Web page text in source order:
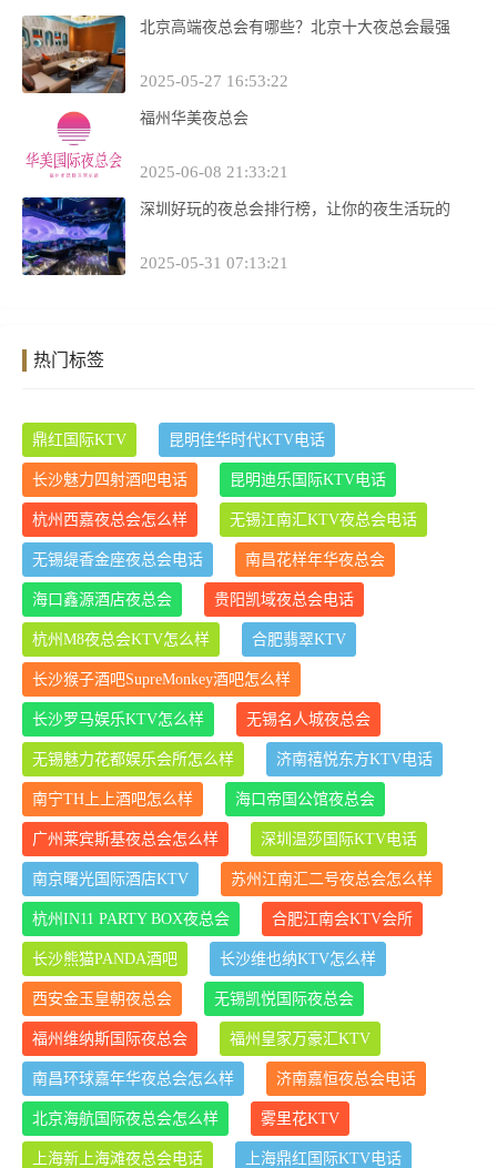
北京高端夜总会有哪些？北京十大夜总会最强
2025-05-27 16:53:22
福州华美夜总会
2025-06-08 21:33:21
深圳好玩的夜总会排行榜，让你的夜生活玩的
2025-05-31 07:13:21
热门标签
鼎红国际KTV 昆明佳华时代KTV电话
长沙魅力四射酒吧电话 昆明迪乐国际KTV电话
杭州西嘉夜总会怎么样 无锡江南汇KTV夜总会电话
无锡缇香金座夜总会电话 南昌花样年华夜总会
海口鑫源酒店夜总会 贵阳凯域夜总会电话
杭州M8夜总会KTV怎么样 合肥翡翠KTV
长沙猴子酒吧SupreMonkey酒吧怎么样
长沙罗马娱乐KTV怎么样 无锡名人城夜总会
无锡魅力花都娱乐会所怎么样 济南禧悦东方KTV电话
南宁TH上上酒吧怎么样 海口帝国公馆夜总会
广州莱宾斯基夜总会怎么样 深圳温莎国际KTV电话
南京曙光国际酒店KTV 苏州江南汇二号夜总会怎么样
杭州IN11 PARTY BOX夜总会 合肥江南会KTV会所
长沙熊猫PANDA酒吧 长沙维也纳KTV怎么样
西安金玉皇朝夜总会 无锡凯悦国际夜总会
福州维纳斯国际夜总会 福州皇家万豪汇KTV
南昌环球嘉年华夜总会怎么样 济南嘉恒夜总会电话
北京海航国际夜总会怎么样 雾里花KTV
上海新上海滩夜总会电话 上海鼎红国际KTV电话